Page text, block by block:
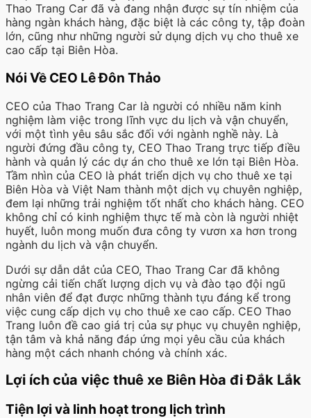
Thao Trang Car đã và đang nhận được sự tín nhiệm của
hàng ngàn khách hàng, đặc biệt là các công ty, tập đoàn
lớn, cũng như những người sử dụng dịch vụ cho thuê xe
cao cấp tại Biên Hòa.
Nói Về CEO Lê Đôn Thảo
CEO của Thao Trang Car là người có nhiều năm kinh
nghiệm làm việc trong lĩnh vực du lịch và vận chuyển,
với một tình yêu sâu sắc đối với ngành nghề này. Là
người đứng đầu công ty, CEO Thao Trang trực tiếp điều
hành và quản lý các dự án cho thuê xe lớn tại Biên Hòa.
Tầm nhìn của CEO là phát triển dịch vụ cho thuê xe tại
Biên Hòa và Việt Nam thành một dịch vụ chuyên nghiệp,
đem lại những trải nghiệm tốt nhất cho khách hàng. CEO
không chỉ có kinh nghiệm thực tế mà còn là người nhiệt
huyết, luôn mong muốn đưa công ty vươn xa hơn trong
ngành du lịch và vận chuyển.
Dưới sự dẫn dắt của CEO, Thao Trang Car đã không
ngừng cải tiến chất lượng dịch vụ và đào tạo đội ngũ
nhân viên để đạt được những thành tựu đáng kể trong
việc cung cấp dịch vụ cho thuê xe cao cấp. CEO Thao
Trang luôn đề cao giá trị của sự phục vụ chuyên nghiệp,
tận tâm và khả năng đáp ứng mọi yêu cầu của khách
hàng một cách nhanh chóng và chính xác.
Lợi ích của việc thuê xe Biên Hòa đi Đắk Lắk
Tiện lợi và linh hoạt trong lịch trình